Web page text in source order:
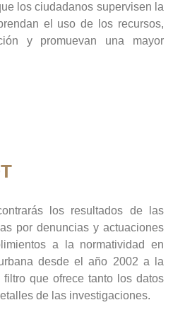
los ciudadanos supervisen la
el uso de los recursos,
y promuevan una mayor
los resultados de las
por denuncias y actuaciones
a la normatividad en
desde el año 2002 a la
que ofrece tanto los datos
de las investigaciones.